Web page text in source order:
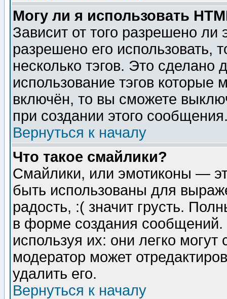
Могу ли я использовать
Зависит от того разрешено
разрешено его использовать,
несколько тэгов. Это сделано
использование тэгов
включён, то вы сможете
при создании этого
Вернуться к началу
Что такое смайлики?
Смайлики, или эмотиконы —
быть использованы для
радость, :( значит грусть.
в форме создания сообщений.
используя их: они легко
модератор может
удалить его.
Вернуться к началу